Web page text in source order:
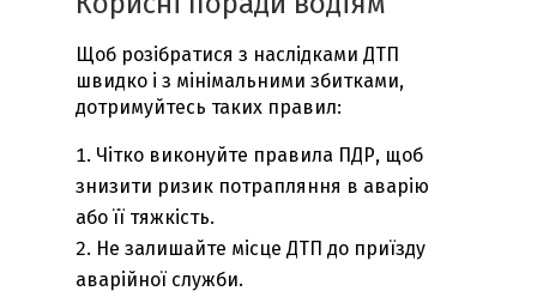
Щоб розібратися з наслідками ДТП
швидко і з мінімальними збитками,
дотримуйтесь таких правил:
Чітко виконуйте правила ПДР, щоб
знизити ризик потрапляння в аварію
або її тяжкість.
Не залишайте місце ДТП до приїзду
аварійної служби.